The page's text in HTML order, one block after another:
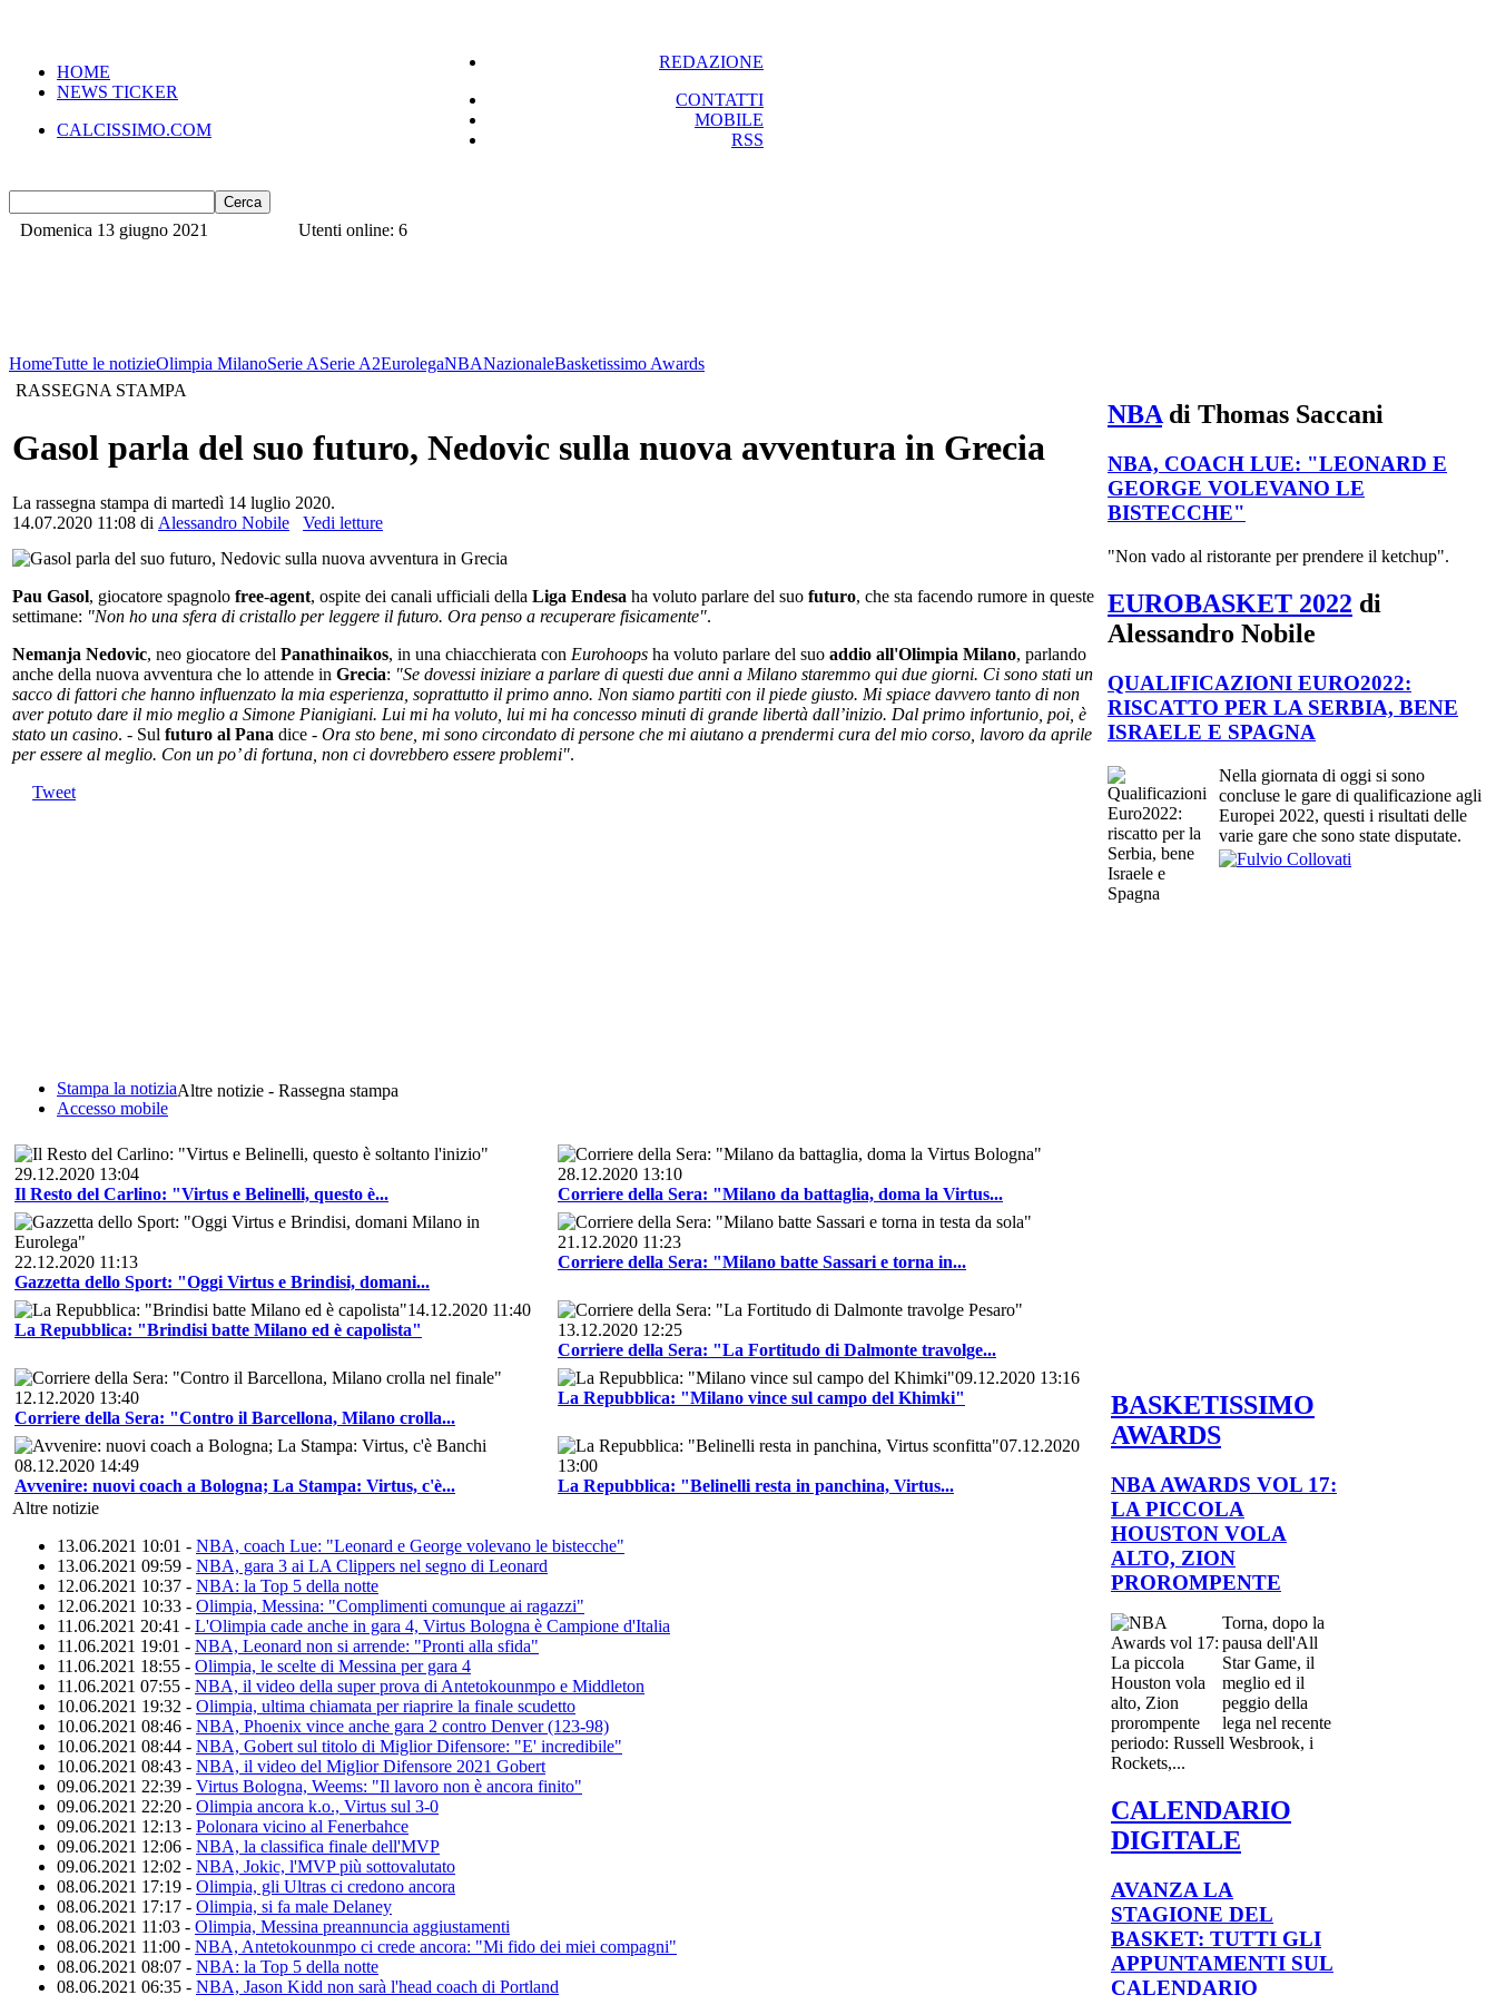
HOME
NEWS TICKER
CALCISSIMO.COM
REDAZIONE
CONTATTI
MOBILE
RSS
Domenica 13 giugno 2021 Utenti online: 6
HomeTutte le notizieOlimpia MilanoSerie ASerie A2EurolegaNBANazionaleBasketissimo Awards
RASSEGNA STAMPA
Gasol parla del suo futuro, Nedovic sulla nuova avventura in Grecia
La rassegna stampa di martedì 14 luglio 2020.
14.07.2020 11:08 di Alessandro Nobile Vedi letture
Pau Gasol, giocatore spagnolo free-agent, ospite dei canali ufficiali della Liga Endesa ha voluto parlare del suo futuro, che sta facendo rumore in queste
settimane: "Non ho una sfera di cristallo per leggere il futuro. Ora penso a recuperare fisicamente".
Nemanja Nedovic, neo giocatore del Panathinaikos, in una chiacchierata con Eurohoops ha voluto parlare del suo addio all'Olimpia Milano, parlando
anche della nuova avventura che lo attende in Grecia: "Se dovessi iniziare a parlare di questi due anni a Milano staremmo qui due giorni. Ci sono stati un
sacco di fattori che hanno influenzato la mia esperienza, soprattutto il primo anno. Non siamo partiti con il piede giusto. Mi spiace davvero tanto di non
aver potuto dare il mio meglio a Simone Pianigiani. Lui mi ha voluto, lui mi ha concesso minuti di grande libertà dall’inizio. Dal primo infortunio, poi, è
stato un casino. - Sul futuro al Pana dice - Ora sto bene, mi sono circondato di persone che mi aiutano a prendermi cura del mio corso, lavoro da aprile
per essere al meglio. Con un po’ di fortuna, non ci dovrebbero essere problemi".
Tweet
Stampa la notizia
Accesso mobile
Altre notizie - Rassegna stampa
29.12.2020 13:04
Il Resto del Carlino: "Virtus e Belinelli, questo è...
28.12.2020 13:10
Corriere della Sera: "Milano da battaglia, doma la Virtus...
22.12.2020 11:13
Gazzetta dello Sport: "Oggi Virtus e Brindisi, domani...
21.12.2020 11:23
Corriere della Sera: "Milano batte Sassari e torna in...
14.12.2020 11:40
La Repubblica: "Brindisi batte Milano ed è capolista"
13.12.2020 12:25
Corriere della Sera: "La Fortitudo di Dalmonte travolge...
12.12.2020 13:40
Corriere della Sera: "Contro il Barcellona, Milano crolla...
09.12.2020 13:16
La Repubblica: "Milano vince sul campo del Khimki"
08.12.2020 14:49
Avvenire: nuovi coach a Bologna; La Stampa: Virtus, c'è...
07.12.2020
13:00
La Repubblica: "Belinelli resta in panchina, Virtus...
Altre notizie
13.06.2021 10:01 - NBA, coach Lue: "Leonard e George volevano le bistecche"
13.06.2021 09:59 - NBA, gara 3 ai LA Clippers nel segno di Leonard
12.06.2021 10:37 - NBA: la Top 5 della notte
12.06.2021 10:33 - Olimpia, Messina: "Complimenti comunque ai ragazzi"
11.06.2021 20:41 - L'Olimpia cade anche in gara 4, Virtus Bologna è Campione d'Italia
11.06.2021 19:01 - NBA, Leonard non si arrende: "Pronti alla sfida"
11.06.2021 18:55 - Olimpia, le scelte di Messina per gara 4
11.06.2021 07:55 - NBA, il video della super prova di Antetokounmpo e Middleton
10.06.2021 19:32 - Olimpia, ultima chiamata per riaprire la finale scudetto
10.06.2021 08:46 - NBA, Phoenix vince anche gara 2 contro Denver (123-98)
10.06.2021 08:44 - NBA, Gobert sul titolo di Miglior Difensore: "E' incredibile"
10.06.2021 08:43 - NBA, il video del Miglior Difensore 2021 Gobert
09.06.2021 22:39 - Virtus Bologna, Weems: "Il lavoro non è ancora finito"
09.06.2021 22:20 - Olimpia ancora k.o., Virtus sul 3-0
09.06.2021 12:13 - Polonara vicino al Fenerbahce
09.06.2021 12:06 - NBA, la classifica finale dell'MVP
09.06.2021 12:02 - NBA, Jokic, l'MVP più sottovalutato
08.06.2021 17:19 - Olimpia, gli Ultras ci credono ancora
08.06.2021 17:17 - Olimpia, si fa male Delaney
08.06.2021 11:03 - Olimpia, Messina preannuncia aggiustamenti
08.06.2021 11:00 - NBA, Antetokounmpo ci crede ancora: "Mi fido dei miei compagni"
08.06.2021 08:07 - NBA: la Top 5 della notte
08.06.2021 06:35 - NBA, Jason Kidd non sarà l'head coach di Portland
NBA di Thomas Saccani
NBA, COACH LUE: "LEONARD E
GEORGE VOLEVANO LE
BISTECCHE"
"Non vado al ristorante per prendere il ketchup".
EUROBASKET 2022 di
Alessandro Nobile
QUALIFICAZIONI EURO2022:
RISCATTO PER LA SERBIA, BENE
ISRAELE E SPAGNA
Nella giornata di oggi si sono
concluse le gare di qualificazione agli
Europei 2022, questi i risultati delle
varie gare che sono state disputate.
BASKETISSIMO
AWARDS
NBA AWARDS VOL 17:
LA PICCOLA
HOUSTON VOLA
ALTO, ZION
PROROMPENTE
Torna, dopo la
pausa dell'All
Star Game, il
meglio ed il
peggio della
lega nel recente
periodo: Russell Wesbrook, i
Rockets,...
CALENDARIO
DIGITALE
AVANZA LA
STAGIONE DEL
BASKET: TUTTI GLI
APPUNTAMENTI SUL
CALENDARIO